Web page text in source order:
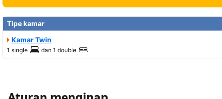
Tipe kamar
Kamar Twin
1 single dan 1 double